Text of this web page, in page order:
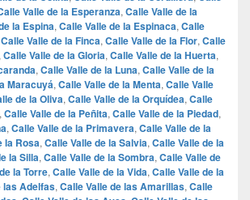
Valle de la Esperanza, Calle Valle de la
la Espina, Calle Valle de la Espinaca, Calle
Calle Valle de la Finca, Calle Valle de la Flor, Calle
Calle Valle de la Gloria, Calle Valle de la Huerta,
, Calle Valle de la Luna, Calle Valle de la
Maracuyá, Calle Valle de la Menta, Calle Valle
de la Oliva, Calle Valle de la Orquídea, Calle
, Calle Valle de la Peñita, Calle Valle de la Piedad,
, Calle Valle de la Primavera, Calle Valle de la
la Rosa, Calle Valle de la Salvia, Calle Valle de la
la Silla, Calle Valle de la Sombra, Calle Valle de
la Torre, Calle Valle de la Vida, Calle Valle de la
las Adelfas, Calle Valle de las Amarillas, Calle